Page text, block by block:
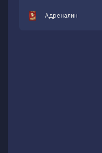
Адреналин